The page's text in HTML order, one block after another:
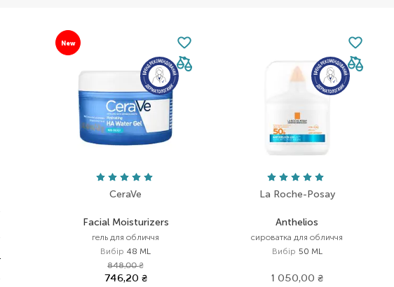
New
CeraVe
Facial Moisturizers
гель для обличчя
Вибір 48 ML
848,00₴
746,20 ₴
La Roche-Posay
Anthelios
сироватка для обличчя
Вибір 50 ML
1 050,00 ₴